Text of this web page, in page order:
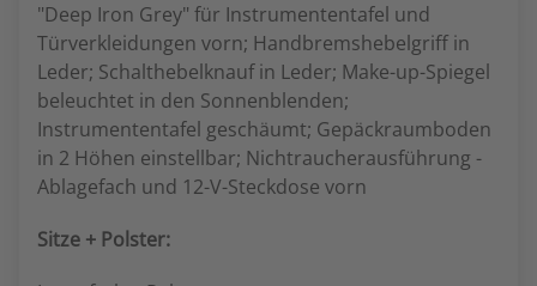
"Deep Iron Grey" für Instrumententafel und
Türverkleidungen vorn; Handbremshebelgriff in
Leder; Schalthebelknauf in Leder; Make-up-Spiegel
beleuchtet in den Sonnenblenden;
Instrumententafel geschäumt; Gepäckraumboden
in 2 Höhen einstellbar; Nichtraucherausführung -
Ablagefach und 12-V-Steckdose vorn
Sitze + Polster: